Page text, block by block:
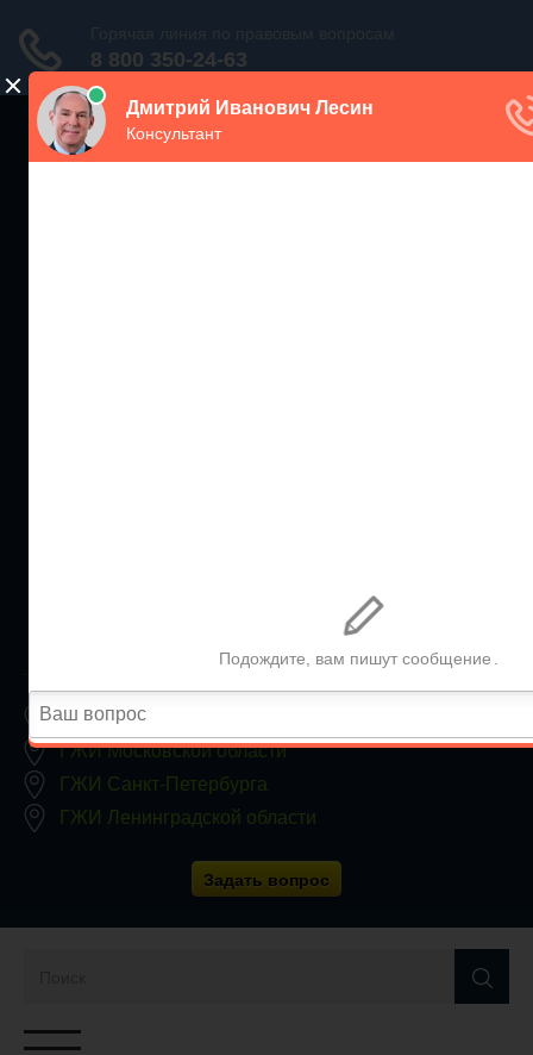
8 800 350 24 63
Заявки принимаются круглосуточно, без выходных
ГЖИ Москвы
ГЖИ Московской области
ГЖИ Санкт-Петербурга
ГЖИ Ленинградской области
Задать вопрос
Переключатель